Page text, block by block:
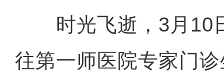
时光飞逝，3月10
往第一师医院专家门